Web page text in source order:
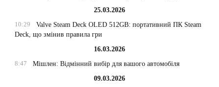
25.03.2026
10:29
Valve Steam Deck OLED 512GB: портативний ПК Steam
Deck, що змінив правила гри
16.03.2026
8:47
Мішлен: Відмінний вибір для вашого автомобіля
09.03.2026